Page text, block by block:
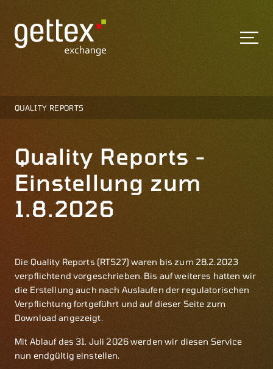
QUALITY REPORTS
Quality Reports -
Einstellung zum
1.8.2026
Die Quality Reports (RTS27) waren bis zum 28.2.2023
verpflichtend vorgeschrieben. Bis auf weiteres hatten wir
die Erstellung auch nach Auslaufen der regulatorischen
Verpflichtung fortgeführt und auf dieser Seite zum
Download angezeigt.
Mit Ablauf des 31. Juli 2026 werden wir diesen Service
nun endgültig einstellen.